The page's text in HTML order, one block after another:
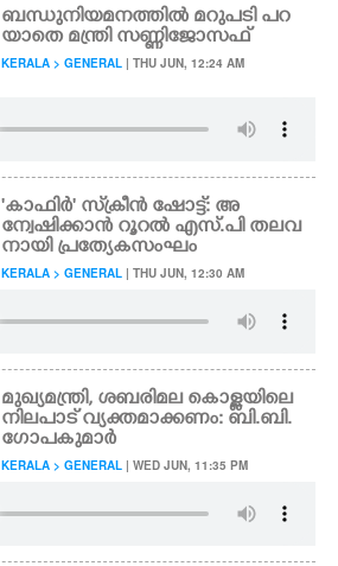
ബന്ധുനിയമനത്തിൽ മറുപടി പറ
യാതെ മന്ത്രി സണ്ണിജോസഫ്
KERALA > GENERAL | THU JUN, 12:24 AM
'കാഫിർ" സ്‌ക്രീൻ ഷോട്ട്: അ
ന്വേഷിക്കാൻ റൂറൽ എസ്.പി തലവ
നായി പ്രത്യേകസംഘം
KERALA > GENERAL | THU JUN, 12:30 AM
മുഖ്യമന്ത്രി, ശബരിമല കൊള്ളയിലെ
നിലപാട് വ്യക്തമാക്കണം: ബി.ബി.
ഗോപകുമാർ
KERALA > GENERAL | WED JUN, 11:35 PM